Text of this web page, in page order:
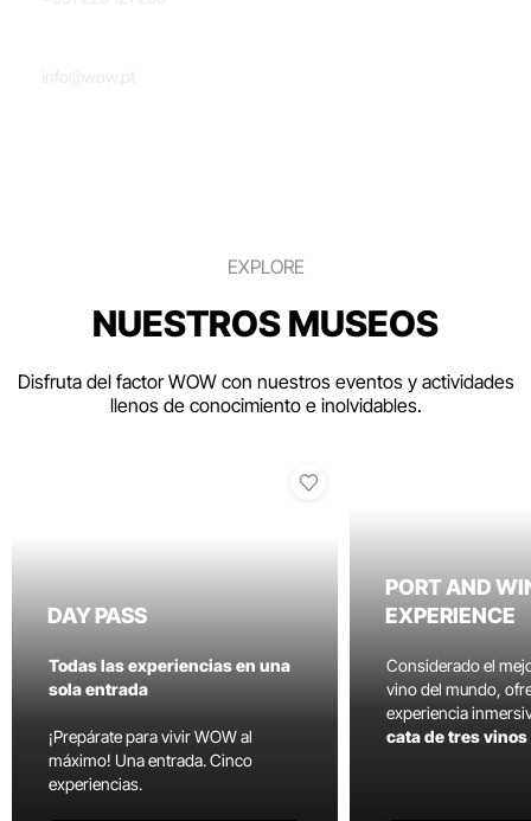
EXPLORE
NUESTROS MUSEOS
Disfruta del factor WOW con nuestros eventos y actividades
llenos de conocimiento e inolvidables.
DAY PASS
Todas las experiencias en una
sola entrada
¡Prepárate para vivir WOW al
máximo! Una entrada. Cinco
experiencias.
PORT AND
EXPERIENCE
Considerado el
vino del mundo,
experiencia
cata de tres